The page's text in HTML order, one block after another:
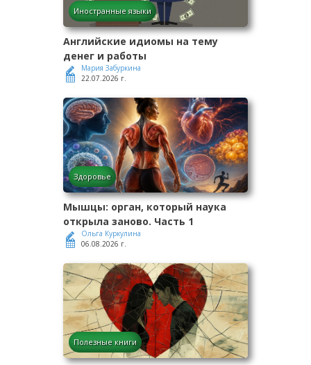
Иностранные языки
Английские идиомы на тему
денег и работы
Мария Забуркина
22.07.2026 г.
Здоровье
Мышцы: орган, который наука
открыла заново. Часть 1
Ольга Куркулина
06.08.2026 г.
Полезные книги